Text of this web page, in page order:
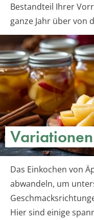
Bestandteil Ihrer
ganze Jahr über von
Variationen
Das Einkochen von
abwandeln, um
Hier sind einige